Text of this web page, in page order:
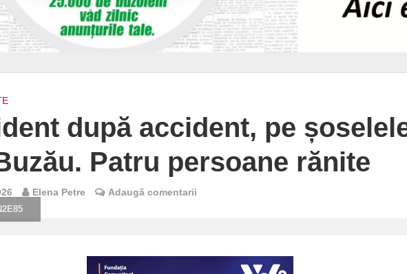
după accident, pe
Patru persoane rănite
Elena Petre Adaugă comentarii